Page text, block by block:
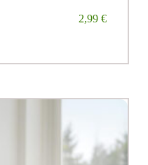
€
2,99